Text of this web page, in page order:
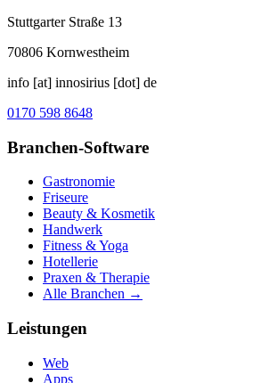
Stuttgarter Straße 13
70806 Kornwestheim
info [at] innosirius [dot] de
0170 598 8648
Branchen-Software
Gastronomie
Friseure
Beauty & Kosmetik
Handwerk
Fitness & Yoga
Hotellerie
Praxen & Therapie
Alle Branchen →
Leistungen
Web
Apps